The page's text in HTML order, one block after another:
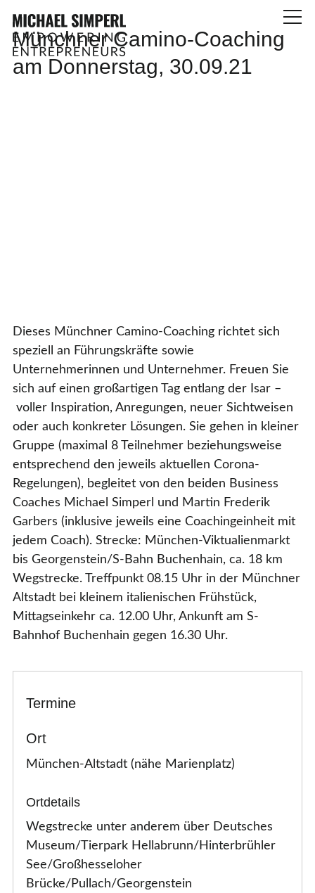
Kontakt
Münchner Camino-Coaching
am Donnerstag, 30.09.21
Dieses Münchner Camino-Coaching richtet sich
speziell an Führungskräfte sowie
Unternehmerinnen und Unternehmer. Freuen Sie
sich auf einen großartigen Tag entlang der Isar –
voller Inspiration, Anregungen, neuer Sichtweisen
oder auch konkreter Lösungen. Sie gehen in kleiner
Gruppe (maximal 8 Teilnehmer beziehungsweise
entsprechend den jeweils aktuellen Corona-
Regelungen), begleitet von den beiden Business
Coaches Michael Simperl und Martin Frederik
Garbers (inklusive jeweils eine Coachingeinheit mit
jedem Coach). Strecke: München-Viktualienmarkt
bis Georgenstein/S-Bahn Buchenhain, ca. 18 km
Wegstrecke. Treffpunkt 08.15 Uhr in der Münchner
Altstadt bei kleinem italienischen Frühstück,
Mittagseinkehr ca. 12.00 Uhr, Ankunft am S-
Bahnhof Buchenhain gegen 16.30 Uhr.
Termine
Ort
München-Altstadt (nähe Marienplatz)
Ortdetails
Wegstrecke unter anderem über Deutsches
Museum/Tierpark Hellabrunn/Hinterbrühler
See/Großhesseloher
Brücke/Pullach/Georgenstein